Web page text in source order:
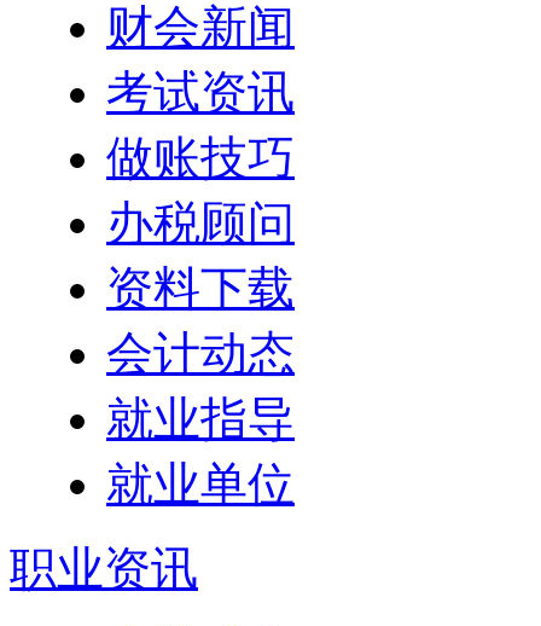
财会新闻
考试资讯
做账技巧
办税顾问
资料下载
会计动态
就业指导
就业单位
职业资讯